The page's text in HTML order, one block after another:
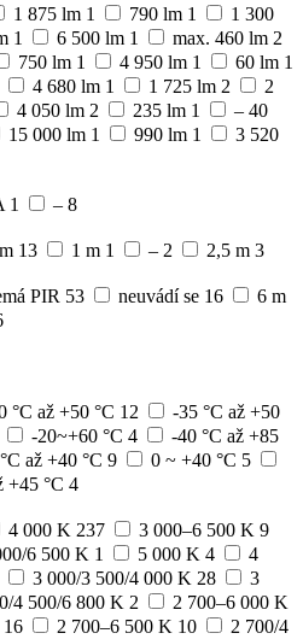
1 875 lm 1 790 lm 1
1 300
1 6 500 lm 1 max. 460 lm 2
750 lm 1 4 950 lm 1 60 lm 1
4 680 lm 1 1 725 lm 2
2
4 050 lm 2 235 lm 1 – 40
15 000 lm 1 990 lm 1
3 520
1 – 8
13 1 m 1 – 2 2,5 m 3
PIR 53 neuvádí se 16
6 m
°C až +50 °C 12
-35 °C až +50
-20~+60 °C 4
-40 °C až +85
až +40 °C 9 0 ~ +40 °C 5
+45 °C 4
4 000 K 237 3 000–6 500 K 9
6 500 K 1 5 000 K 4
4
3 000/3 500/4 000 K 28
3
4 500/6 800 K 2
2 700–6 000 K
16 2 700–6 500 K 10
2 700/4